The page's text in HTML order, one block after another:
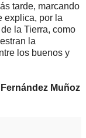
tarde, marcando
explica, por la
la Tierra, como
la
los buenos y
Muñoz